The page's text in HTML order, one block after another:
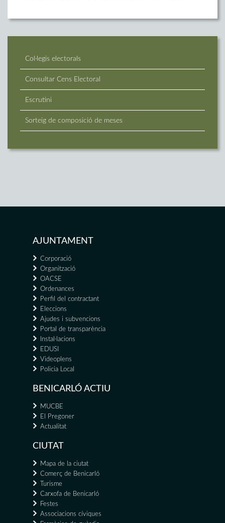
Col·legis electorals
Consultar Cens Electoral
Escrutini
Sorteig de composició de meses
AJUNTAMENT
Corporació
Organització
OACSE
Ordenances
Perfil del contractant
Eleccions
Ajudes i subvencions
Portal de transparència
Instal·lacions
EDUSI
Videoplens
Policia Local
BENICARLÓ ACTIU
MUCBE
El Pregoner
Actualitat
CIUTAT
Mapa de la ciutat
Comerç de Benicarló
Turisme
Carxofa de Benicarló
Festes
Associacions cíviques